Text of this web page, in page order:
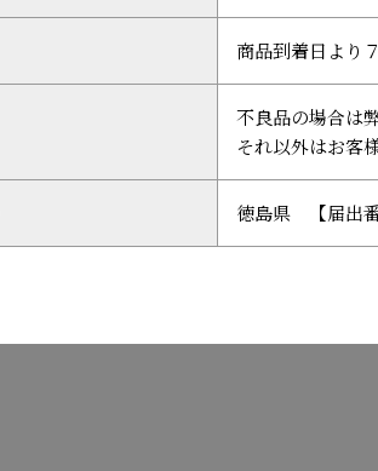
商品到着日より
不良品の場合は
それ以外はお客
徳島県 【届出